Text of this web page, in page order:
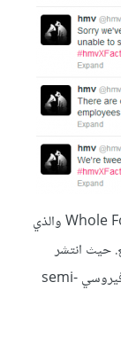
أو كمثال آخر لموظف سابق غاضب في شركة Whole Foods والذي
حيث انتشر
المنشور الخاص به على فيس بوك بشكل كبير (شبه فيروسي semi-